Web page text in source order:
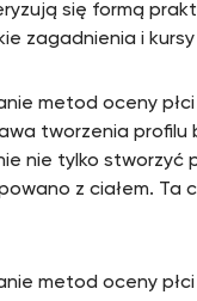
się formą
zagadnienia i kursy
metod oceny płci
tworzenia profilu
nie tylko stworzyć
z ciałem. Ta
metod oceny płci